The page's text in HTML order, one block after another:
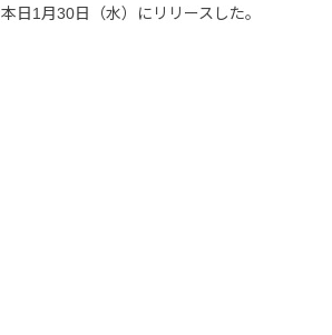
日1月30日（水）にリリースした。